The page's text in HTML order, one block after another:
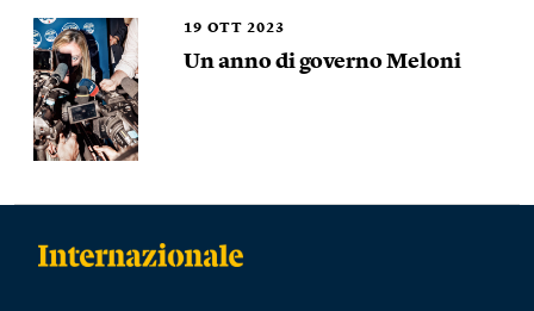
19 OTT 2023
Un anno di governo Meloni